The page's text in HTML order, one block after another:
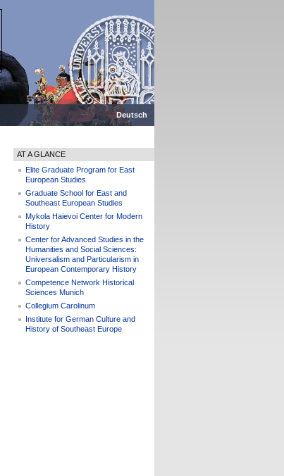
Deutsch
AT A GLANCE
Elite Graduate Program for East
European Studies
Graduate School for East and
Southeast European Studies
Mykola Haievoi Center for Modern
History
Center for Advanced Studies in the
Humanities and Social Sciences:
Universalism and Particularism in
European Contemporary History
Competence Network Historical
Sciences Munich
Collegium Carolinum
Institute for German Culture and
History of Southeast Europe